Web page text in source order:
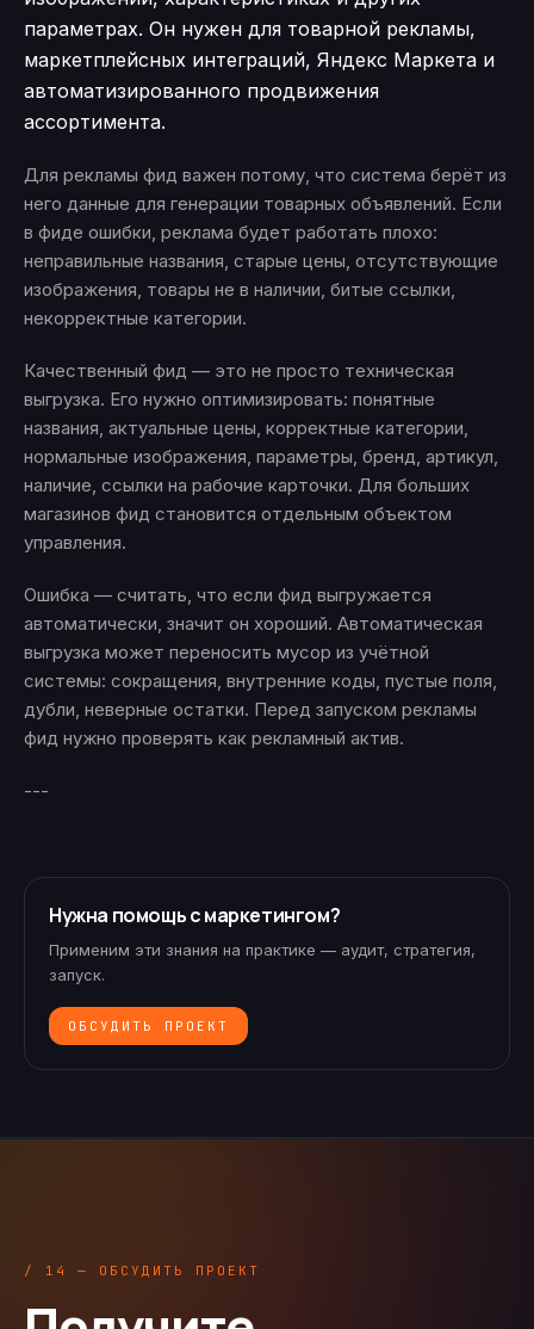
параметрах. Он нужен для товарной рекламы,
маркетплейсных интеграций, Яндекс Маркета и
автоматизированного продвижения
ассортимента.
Для рекламы фид важен потому, что система берёт из
него данные для генерации товарных объявлений. Если
в фиде ошибки, реклама будет работать плохо:
неправильные названия, старые цены, отсутствующие
изображения, товары не в наличии, битые ссылки,
некорректные категории.
Качественный фид — это не просто техническая
выгрузка. Его нужно оптимизировать: понятные
названия, актуальные цены, корректные категории,
нормальные изображения, параметры, бренд, артикул,
наличие, ссылки на рабочие карточки. Для больших
магазинов фид становится отдельным объектом
управления.
Ошибка — считать, что если фид выгружается
автоматически, значит он хороший. Автоматическая
выгрузка может переносить мусор из учётной
системы: сокращения, внутренние коды, пустые поля,
дубли, неверные остатки. Перед запуском рекламы
фид нужно проверять как рекламный актив.
---
Нужна помощь с маркетингом?
Применим эти знания на практике — аудит, стратегия,
запуск.
ОБСУДИТЬ ПРОЕКТ
/ 14 — ОБСУДИТЬ ПРОЕКТ